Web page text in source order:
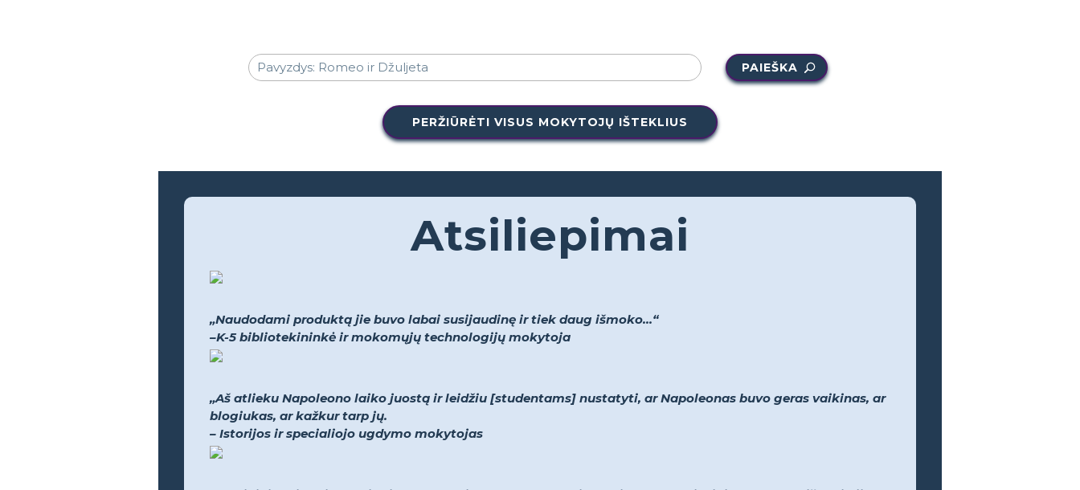
PAIEŠKA
PERŽIŪRĖTI VISUS MOKYTOJŲ IŠTEKLIUS
Atsiliepimai
„Naudodami produktą jie buvo labai susijaudinę ir tiek daug išmoko...“
–K-5 bibliotekininkė ir mokomųjų technologijų mokytoja
„Aš atlieku Napoleono laiko juostą ir leidžiu [studentams] nustatyti, ar Napoleonas buvo geras vaikinas, ar
blogiukas, ar kažkur tarp jų.
– Istorijos ir specialiojo ugdymo mokytojas